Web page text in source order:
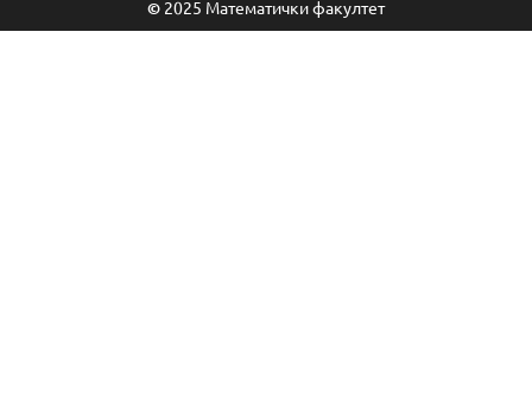
© 2025 Математички факултет